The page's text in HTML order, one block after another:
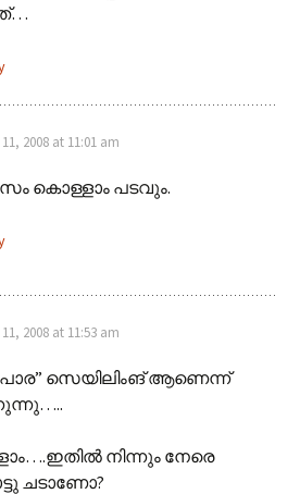
2008 at 11:01 am
കൊള്ളാം പടവും.
2008 at 11:53 am
സെയിലിംങ് ആണെന്ന്
നിന്നും നേരെ
ചടാണോ?